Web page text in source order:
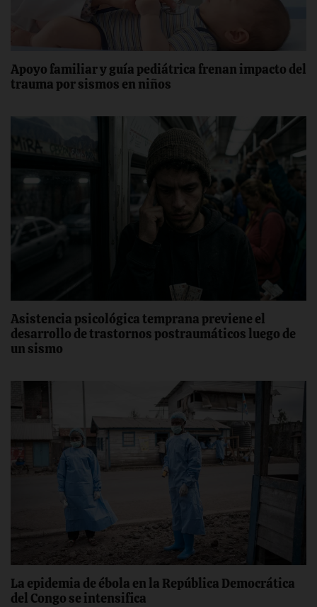
Apoyo familiar y guía pediátrica frenan impacto del
trauma por sismos en niños
Asistencia psicológica temprana previene el
desarrollo de trastornos postraumáticos luego de
un sismo
La epidemia de ébola en la República Democrática
del Congo se intensifica